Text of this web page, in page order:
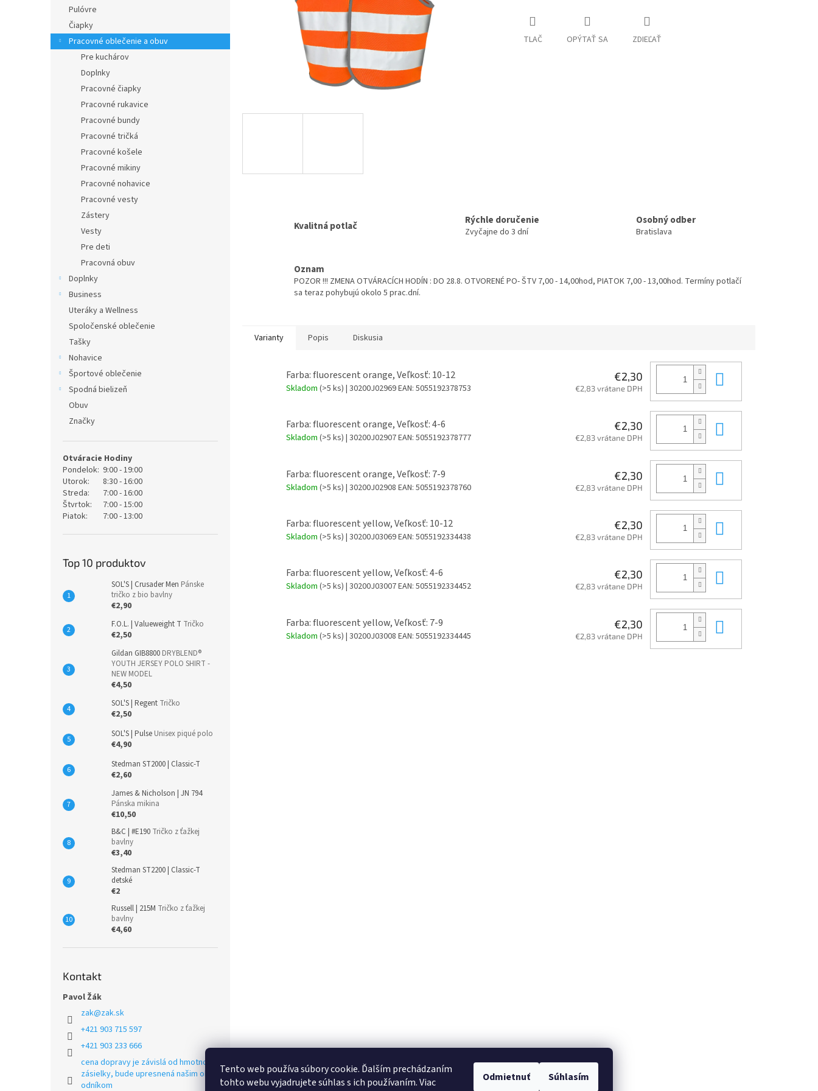
Tento web používa súbory cookie. Ďalším prechádzaním
tohto webu vyjadrujete súhlas s ich používaním. Viac
Odmietnuť Súhlasím
Pulóvre
Čiapky
Pracovné oblečenie a obuv
Pre kuchárov
Doplnky
Pracovné čiapky
Pracovné rukavice
Pracovné bundy
Pracovné tričká
Pracovné košele
Pracovné mikiny
Pracovné nohavice
Pracovné vesty
Zástery
Vesty
Pre deti
Pracovná obuv
Doplnky
Business
Uteráky a Wellness
Spoločenské oblečenie
Tašky
Nohavice
Športové oblečenie
Spodná bielizeň
Obuv
Značky
Otváracie Hodiny
Pondelok: 9:00 - 19:00
Utorok:
8:30 - 16:00
Streda:
7:00 - 16:00
Štvrtok:
7:00 - 15:00
Piatok:
7:00 - 13:00
Top 10 produktov
SOL'S | Crusader Men Pánske
tričko z bio bavlny
€2,90
F.O.L. | Valueweight T Tričko
€2,50
Gildan GIB8800 DRYBLEND®
YOUTH JERSEY POLO SHIRT -
NEW MODEL
€4,50
SOL'S | Regent Tričko
€2,50
SOL'S | Pulse Unisex piqué polo
€4,90
Stedman ST2000 | Classic-T
€2,60
James & Nicholson | JN 794
Pánska mikina
€10,50
B&C | #E190 Tričko z ťažkej
bavlny
€3,40
Stedman ST2200 | Classic-T
detské
€2
Russell | 215M Tričko z ťažkej
bavlny
€4,60
Kontakt
Pavol Žák
zak@zak.sk
+421 903 715 597
+421 903 233 666
cena dopravy je závislá od hmotnosti
zásielky, bude upresnená našim obch
odníkom
TLAČ OPÝTAŤ SA ZDIEĽAŤ
Kvalitná potlač Rýchle doručenie
Zvyčajne do 3 dní
Osobný odber
Bratislava
Oznam
POZOR !!! ZMENA OTVÁRACÍCH HODÍN : DO 28.8. OTVORENÉ PO- ŠTV 7,00 - 14,00hod, PIATOK 7,00 - 13,00hod. Termíny potlačí
sa teraz pohybujú okolo 5 prac.dní.
Varianty Popis Diskusia
Farba: fluorescent orange, Veľkosť: 10-12
Skladom (>5 ks) | 30200J02969EAN: 5055192378753
€2,30
€2,83 vrátane DPH
Farba: fluorescent orange, Veľkosť: 4-6
Skladom (>5 ks) | 30200J02907EAN: 5055192378777
€2,30
€2,83 vrátane DPH
Farba: fluorescent orange, Veľkosť: 7-9
Skladom (>5 ks) | 30200J02908 EAN: 5055192378760
€2,30
€2,83 vrátane DPH
Farba: fluorescent yellow, Veľkosť: 10-12
Skladom (>5 ks) | 30200J03069EAN: 5055192334438
€2,30
€2,83 vrátane DPH
Farba: fluorescent yellow, Veľkosť: 4-6
Skladom (>5 ks) | 30200J03007EAN: 5055192334452
€2,30
€2,83 vrátane DPH
Farba: fluorescent yellow, Veľkosť: 7-9
Skladom (>5 ks) | 30200J03008 EAN: 5055192334445
€2,30
€2,83 vrátane DPH